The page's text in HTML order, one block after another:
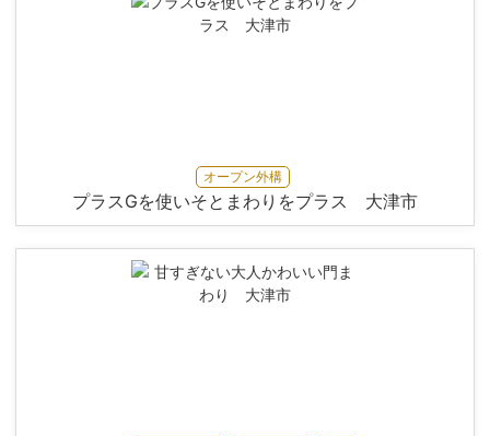
オープン外構
プラスGを使いそとまわりをプラス 大津市